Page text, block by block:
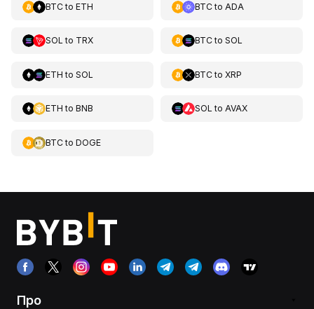
BTCto ETH BTCto ADA
SOL to TRX BTCto SOL
ETH to SOL BTCto XRP
ETH to BNB SOL to AVAX
BTCto DOGE
Про